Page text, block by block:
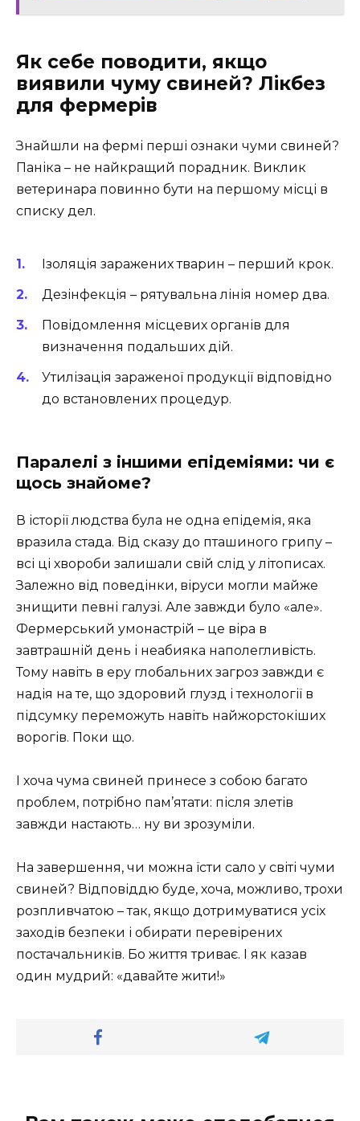
Як себе поводити, якщо
виявили чуму свиней? Лікбез
для фермерів
Знайшли на фермі перші ознаки чуми свиней?
Паніка – не найкращий порадник. Виклик
ветеринара повинно бути на першому місці в
списку дел.
Ізоляція заражених тварин – перший крок.
Дезінфекція – рятувальна лінія номер два.
Повідомлення місцевих органів для
визначення подальших дій.
Утилізація зараженої продукції відповідно
до встановлених процедур.
Паралелі з іншими епідеміями: чи є
щось знайоме?
В історії людства була не одна епідемія, яка
вразила стада. Від сказу до пташиного грипу –
всі ці хвороби залишали свій слід у літописах.
Залежно від поведінки, віруси могли майже
знищити певні галузі. Але завжди було «але».
Фермерський умонастрій – це віра в
завтрашній день і неабияка наполегливість.
Тому навіть в еру глобальних загроз завжди є
надія на те, що здоровий глузд і технології в
підсумку переможуть навіть найжорстокіших
ворогів. Поки що.
І хоча чума свиней принесе з собою багато
проблем, потрібно пам’ятати: після злетів
завжди настають… ну ви зрозуміли.
На завершення, чи можна їсти сало у світі чуми
свиней? Відповіддю буде, хоча, можливо, трохи
розпливчатою – так, якщо дотримуватися усіх
заходів безпеки і обирати перевірених
постачальників. Бо життя триває. І як казав
один мудрий: «давайте жити!»